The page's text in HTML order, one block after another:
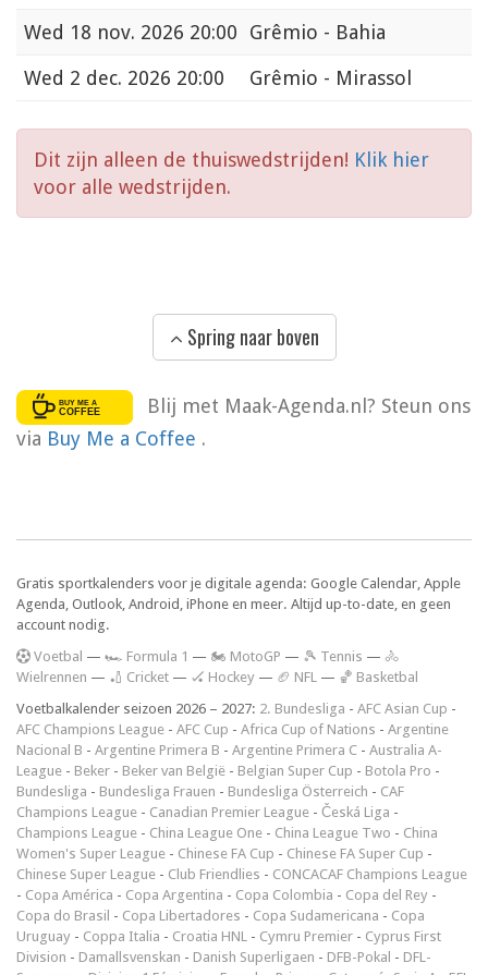
Wed 18 nov. 2026 20:00
Grêmio - Bahia
Wed 2 dec. 2026 20:00 Grêmio - Mirassol
Dit zijn alleen de thuiswedstrijden! Klik hier
voor alle wedstrijden.
Spring naar boven
Blij met Maak-Agenda.nl? Steun ons
via Buy Me a Coffee .
Gratis sportkalenders voor je digitale agenda: Google Calendar, Apple
Agenda, Outlook, Android, iPhone en meer. Altijd up-to-date, en geen
account nodig.
Voetbal — 🏎️ Formula 1 — 🏍 MotoGP — 🎾 Tennis — 🚴
Wielrennen — 🏏 Cricket — 🏑 Hockey — 🏈 NFL — 🏀 Basketbal
Voetbalkalender seizoen 2026 – 2027: 2. Bundesliga - AFC Asian Cup -
AFC Champions League - AFC Cup - Africa Cup of Nations - Argentine
Nacional B - Argentine Primera B - Argentine Primera C - Australia A-
League - Beker - Beker van België - Belgian Super Cup - Botola Pro -
Bundesliga - Bundesliga Frauen - Bundesliga Österreich - CAF
Champions League - Canadian Premier League - Česká Liga -
Champions League - China League One - China League Two - China
Women's Super League - Chinese FA Cup - Chinese FA Super Cup -
Chinese Super League - Club Friendlies - CONCACAF Champions League
- Copa América - Copa Argentina - Copa Colombia - Copa del Rey -
Copa do Brasil - Copa Libertadores - Copa Sudamericana - Copa
Uruguay - Coppa Italia - Croatia HNL - Cymru Premier - Cyprus First
Division - Damallsvenskan - Danish Superligaen - DFB-Pokal - DFL-